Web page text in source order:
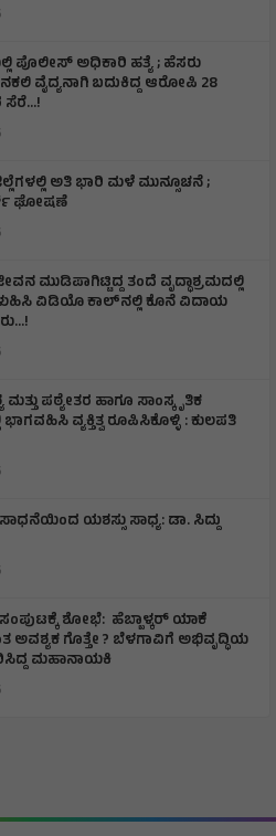
ಪೊಲೀಸ್ ಅಧಿಕಾರಿ ಹತ್ಯೆ ; ಹೆಸರು
ವೈದ್ಯನಾಗಿ ಬದುಕಿದ್ದ ಆರೋಪಿ 28
ಸೆರೆ…!
ಅತಿ ಭಾರಿ ಮಳೆ ಮುನ್ಸೂಚನೆ ;
ಘೋಷಣೆ
ಮುಡಿಪಾಗಿಟ್ಟಿದ್ದ ತಂದೆ ವೃದ್ಧಾಶ್ರಮದಲ್ಲಿ
ವಿಡಿಯೊ ಕಾಲ್‌ನಲ್ಲಿ ಕೊನೆ ವಿದಾಯ
ಪಠ್ಯೇತರ ಹಾಗೂ ಸಾಂಸ್ಕೃತಿಕ
ವ್ಯಕ್ತಿತ್ವ ರೂಪಿಸಿಕೊಳ್ಳಿ : ಕುಲಪತಿ
ಸಾಧನೆಯಿಂದ ಯಶಸ್ಸು ಸಾಧ್ಯ: ಡಾ. ಸಿದ್ದು
ಸಂಪುಟಕ್ಕೆ ಶೋಭೆ: ಹೆಬ್ಬಾಳ್ಕರ್ ಯಾಕೆ
ಅವಶ್ಯಕ ಗೊತ್ತೇ ? ಬೆಳಗಾವಿಗೆ ಅಭಿವೃದ್ಧಿಯ
ಮಹಾನಾಯಕಿ